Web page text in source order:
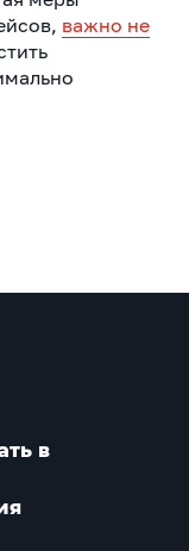
важно не
в